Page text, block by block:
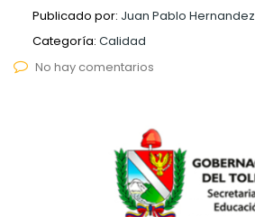
Publicado por: Juan Pablo Hernandez
Categoría: Calidad
No hay comentarios